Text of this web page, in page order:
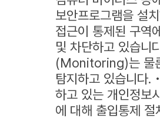
보안프로그램을 설
접근이 통제된 구역
및 차단하고 있습니
(Monitoring)는 물
탐지하고 있습니다.
하고 있는 개인정보
에 대해 출입통제